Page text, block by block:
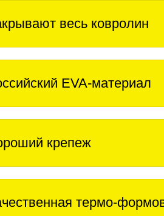
весь ковролин
EVA-материал
крепеж
термо-